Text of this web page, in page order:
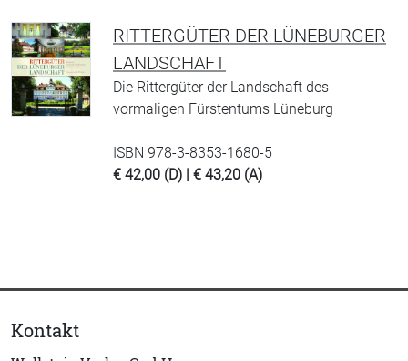
RITTERGÜTER DER LÜNEBURGER
LANDSCHAFT
Die Rittergüter der Landschaft des
vormaligen Fürstentums Lüneburg
ISBN 978-3-8353-1680-5
€ 42,00 (D) | € 43,20 (A)
Kontakt